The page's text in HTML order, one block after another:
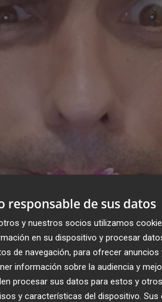
responsable de sus datos
y nuestros socios utilizamos
en su dispositivo y procesar
de navegación, para ofrecer
información sobre la audiencia y
procesar sus datos para estos y
y características del dispositivo.